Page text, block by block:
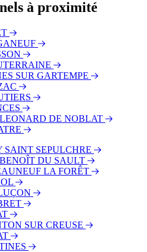
:
Feyre Bourgà proximité
SUR GARTEMPE
DE NOBLAT
SAINT SEPULCHRE
DU SAULT
LA FORÊT
SUR CREUSE